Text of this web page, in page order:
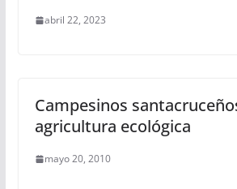
abril 22, 2023
Campesinos
agricultura ecológica
mayo 20, 2010